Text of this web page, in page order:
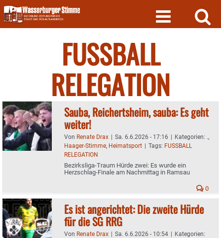
Skip
to
content
FUSSBALL
RELEGATION
Sauba, Reichertsheim, sauba: Es geht
weiter!
Von Renate Drax | Sa. 6.6.2026 - 17:16 | Kategorien: .,
Haager-Stimme, Heimatsport | Tags: FUSSBALL
RELEGATION
Bezirksliga-Traum Hürde zwei: Es wurde ein
Herzschlag-Finale am Nachmittag in Ramsau
0
Es ist angerichtet: Die zweite Hürde
für die SG RRG
Von Renate Drax | Sa. 6.6.2026 - 10:54 | Kategorien: